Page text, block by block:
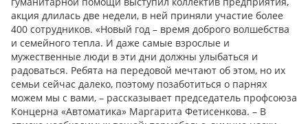
акция длилась две недели, в ней приняли участие более
400 сотрудников. «Новый год – время доброго волшебства
и семейного тепла. И даже самые взрослые и
мужественные люди в эти дни должны улыбаться и
радоваться. Ребята на передовой мечтают об этом, но их
семьи сейчас далеко, поэтому позаботиться о парнях
можем мы с вами, – рассказывает председатель профсоюза
Концерна «Автоматика» Маргарита Фетисенкова. – В